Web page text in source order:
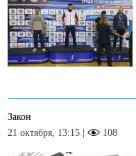
Закон
21 октября, 13:15 |
108